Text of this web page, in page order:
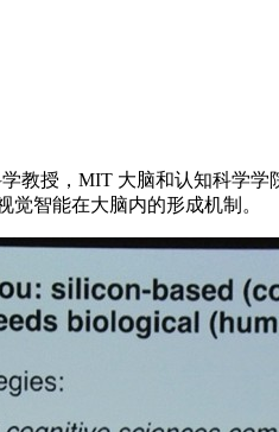
授，MIT 大脑和认知科学学
觉智能在大脑内的形成机制。